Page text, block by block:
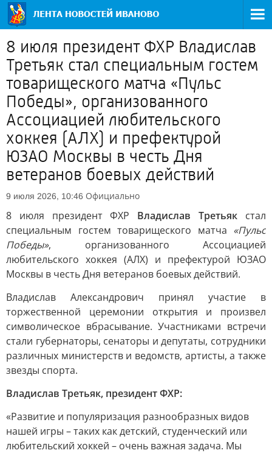
8 июля президент ФХР Владислав
Третьяк стал специальным гостем
товарищеского матча «Пульс
Победы», организованного
Ассоциацией любительского
хоккея (АЛХ) и префектурой
ЮЗАО Москвы в честь Дня
ветеранов боевых действий
9 июля 2026, 10:46 Официально
8 июля президент ФХР Владислав Третьяк стал
специальным гостем товарищеского матча «Пульс
Победы», организованного Ассоциацией
любительского хоккея (АЛХ) и префектурой ЮЗАО
Москвы в честь Дня ветеранов боевых действий.
Владислав Александрович принял участие в
торжественной церемонии открытия и произвел
символическое вбрасывание. Участниками встречи
стали губернаторы, сенаторы и депутаты, сотрудники
различных министерств и ведомств, артисты, а также
звезды спорта.
Владислав Третьяк, президент ФХР:
«Развитие и популяризация разнообразных видов
нашей игры – таких как детский, студенческий или
любительский хоккей – очень важная задача. Мы